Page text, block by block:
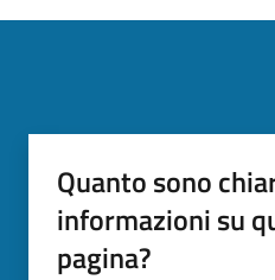
Quanto sono
informazioni su
pagina?